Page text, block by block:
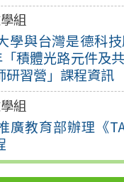
組
學與台灣是德科
積體光路元件及
研習營」課程資訊
組
廣教育部辦理《